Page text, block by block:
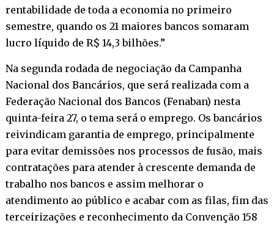
rentabilidade de toda a economia no primeiro
semestre, quando os 21 maiores bancos somaram
lucro líquido de R$ 14,3 bilhões.”
Na segunda rodada de negociação da Campanha
Nacional dos Bancários, que será realizada com a
Federação Nacional dos Bancos (Fenaban) nesta
quinta-feira 27, o tema será o emprego. Os bancários
reivindicam garantia de emprego, principalmente
para evitar demissões nos processos de fusão, mais
contratações para atender à crescente demanda de
trabalho nos bancos e assim melhorar o
atendimento ao público e acabar com as filas, fim das
terceirizações e reconhecimento da Convenção 158